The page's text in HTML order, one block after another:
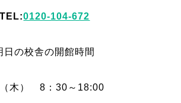
TEL:0120-104-672
日の校舎の開館時間
木） 8：30～18:00